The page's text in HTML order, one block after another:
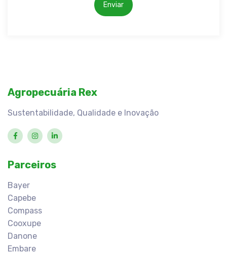
Enviar
Agropecuária Rex
Sustentabilidade, Qualidade e Inovação
Parceiros
Bayer
Capebe
Compass
Cooxupe
Danone
Embare